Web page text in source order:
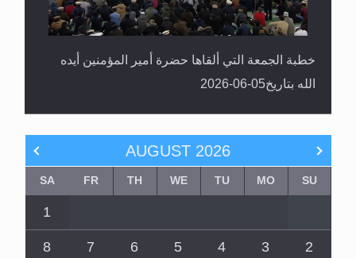
خطبة الجمعة التي ألقاها حضرة أمير المؤمنين أيده
الله بتاريخ05-06-2026
AUGUST 2026
SU
MO
TU
WE
TH
FR
SA
1
2
3
4
5
6
7
8